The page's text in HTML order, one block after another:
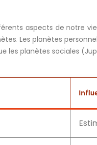
aspects de notre
Les planètes
planètes sociales